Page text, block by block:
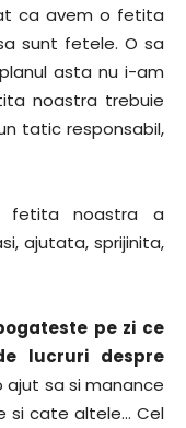
ca avem o fetita
sunt fetele. O sa
asta nu i-am
noastra trebuie
tatic responsabil,
fetita noastra a
ajutata, sprijinita,
pe zi ce
lucruri despre
ajut sa si manance
si cate altele… Cel